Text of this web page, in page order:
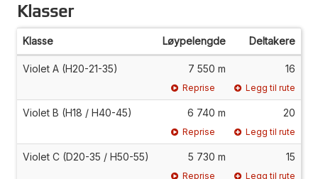
Klasser
Klasse Løypelengde Deltakere
Violet A (H20-21-35) 7 550 m 16
Reprise Legg til rute
Violet B (H18 / H40-45) 6 740 m 20
Reprise Legg til rute
Violet C (D20-35 / H50-55) 5 730 m 15
Reprise Legg til rute